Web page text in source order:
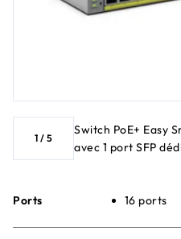
1 / 5
Switch PoE+ Easy
avec 1 port SFP
Ports 16 ports